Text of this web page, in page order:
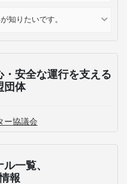
知りたいです。
安全な運行を支える
団体
ー協議会
一覧、
報